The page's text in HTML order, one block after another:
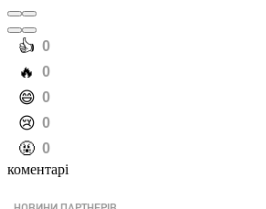
️👍 0
️🔥 0
️😄 0
️😢 0
️🤬 0
коментарі